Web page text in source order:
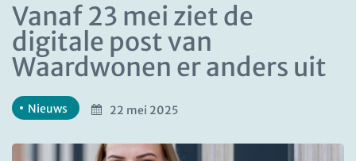
Vanaf 23 mei ziet de
digitale post van
Waardwonen er anders uit
Nieuws 22 mei 2025